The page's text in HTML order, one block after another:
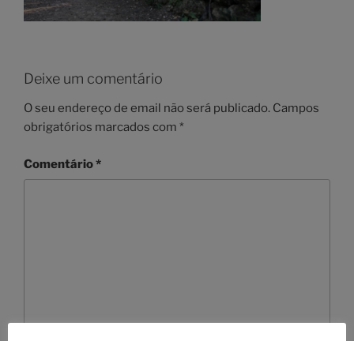
Deixe um comentário
O seu endereço de email não será publicado. Campos
obrigatórios marcados com *
Comentário*